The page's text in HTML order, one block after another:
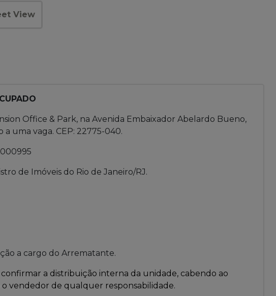
View
Office & Park, na Avenida Embaixador Abelardo Bueno,
a uma vaga. CEP: 22775-040.
de Imóveis do Rio de Janeiro/RJ.
a cargo do Arrematante.
a distribuição interna da unidade, cabendo ao
vendedor de qualquer responsabilidade.